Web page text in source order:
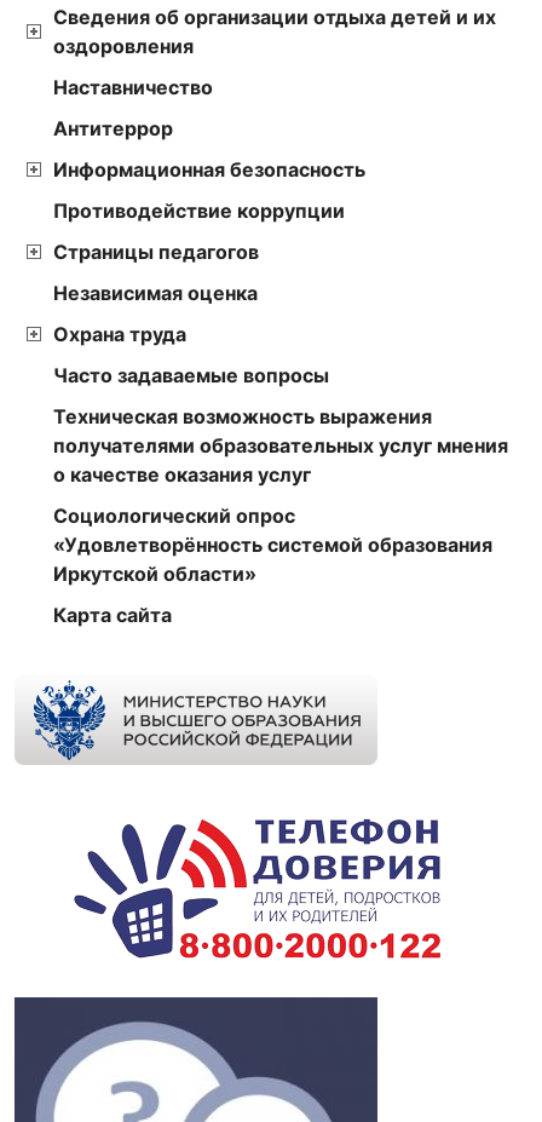
Сведения об организации отдыха детей и их
оздоровления
Наставничество
Антитеррор
Информационная безопасность
Противодействие коррупции
Страницы педагогов
Независимая оценка
Охрана труда
Часто задаваемые вопросы
Техническая возможность выражения
получателями образовательных услуг мнения
о качестве оказания услуг
Социологический опрос
«Удовлетворённость системой образования
Иркутской области»
Карта сайта